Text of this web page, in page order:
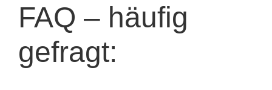
FAQ – häufig
gefragt: